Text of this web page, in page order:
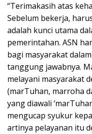
“Terimakasih atas
Sebelum bekerja,
adalah kunci utama
pemerintahan. ASN
bagi masyarakat
tanggung jawabnya.
melayani masyarakat
(marTuhan, marroha
yang diawali
mengucap syukur
artinya pelayanan itu